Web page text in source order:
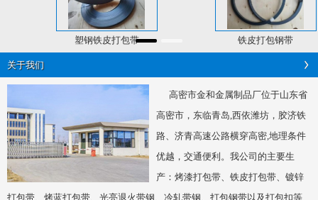
塑钢铁皮打包带 铁皮打包钢带
关于我们
高密市金和金属制品厂位于山东省
高密市，东临青岛,西依潍坊，胶济铁
路、济青高速公路横穿高密,地理条件
优越，交通便利。我公司的主要生
产：烤漆打包带、铁皮打包带、镀锌
打包带、烤蓝打包带、光亮退火带钢、冷轧带钢、打包钢带以及打包扣等